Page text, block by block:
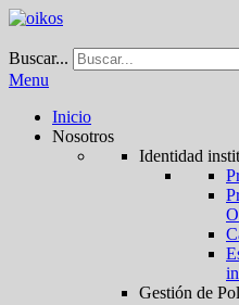
Buscar...
Menu
Inicio
Nosotros
Identidad
Gestión de